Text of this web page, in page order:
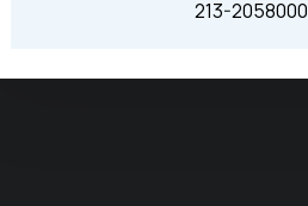
213-2058000